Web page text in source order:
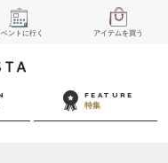
ベント に行く アイテムを買う
FEATURE
特集